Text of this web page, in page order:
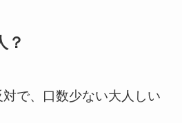
？
で、口数少ない大人しい